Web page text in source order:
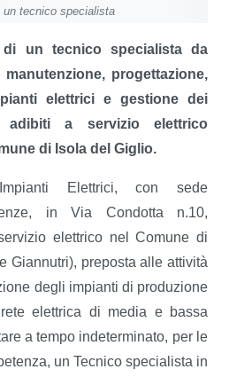
tecnico specialista
di un tecnico specialista da
manutenzione, progettazione,
elettrici e gestione dei
adibiti a servizio elettrico
di Isola del Giglio.
Elettrici, con sede
in Via Condotta n.10,
elettrico nel Comune di
Giannutri), preposta alle attività
degli impianti di produzione
elettrica di media e bassa
a tempo indeterminato, per le
un Tecnico specialista in